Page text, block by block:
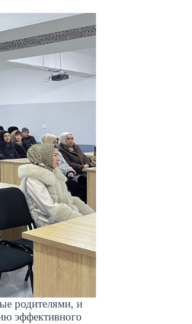
родителями, и
эффективного